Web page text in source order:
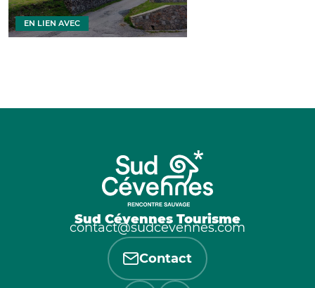
EN LIEN AVEC
Sud Cévennes Tourisme
contact@sudcevennes.com
Contact